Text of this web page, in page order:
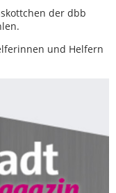
der dbb
und Helfern